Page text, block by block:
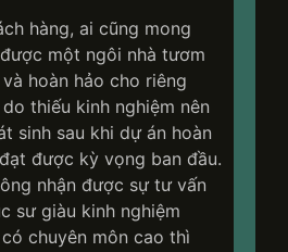
hàng, ai cũng mong
một ngôi nhà tươm
hoàn hảo cho riêng
thiếu kinh nghiệm nên
sinh sau khi dự án hoàn
được kỳ vọng ban đầu.
nhận được sự tư vấn
sư giàu kinh nghiệm
chuyên môn cao thì